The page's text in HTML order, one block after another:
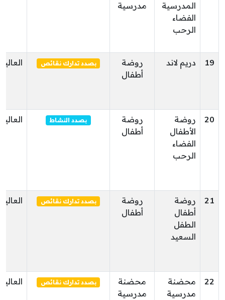
المدرسية
الفضاء
الرحب
مدرسية
19 دريم لاند
روضة
أطفال
بصدد تدارك نقائص العالية
20
روضة
الأطفال
الفضاء
الرحب
روضة
أطفال
بصدد النشاط العالية
21
روضة
أطفال
الطفل
السعيد
روضة
أطفال
بصدد تدارك نقائص العالية
22
محضنة
مدرسية
محضنة
مدرسية
بصدد تدارك نقائص العالية